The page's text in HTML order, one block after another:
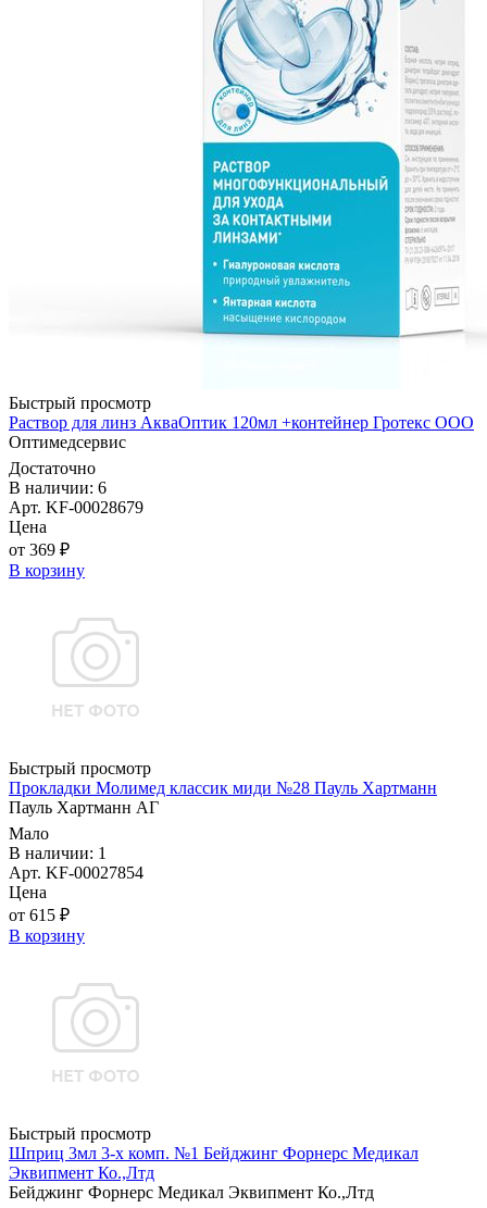
Быстрый просмотр
Раствор для линз АкваОптик 120мл +контейнер Гротекс ООО
Оптимедсервис
Достаточно
В наличии: 6
Арт. KF-00028679
Цена
от 369 ₽
В корзину
Быстрый просмотр
Прокладки Молимед классик миди №28 Пауль Хартманн
Пауль Хартманн AГ
Мало
В наличии: 1
Арт. KF-00027854
Цена
от 615 ₽
В корзину
Быстрый просмотр
Шприц 3мл 3-х комп. №1 Бейджинг Форнерс Медикал
Эквипмент Ко.,Лтд
Бейджинг Форнерс Медикал Эквипмент Ко.,Лтд